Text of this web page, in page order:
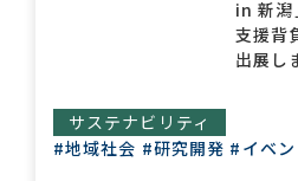
in 新潟
支援背
出展し
サステナビリティ
#地域社会 #研究開発 #イベン